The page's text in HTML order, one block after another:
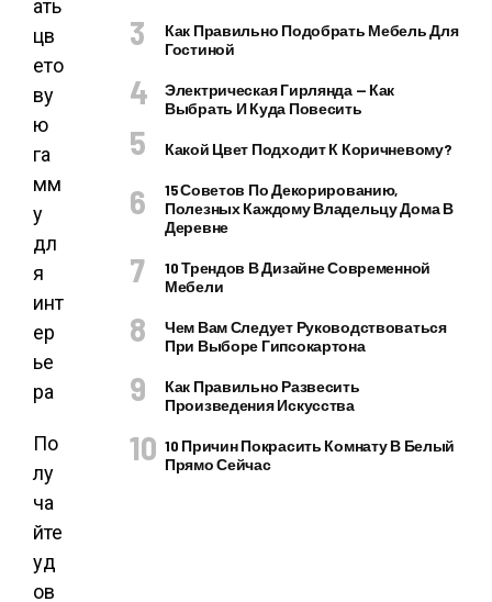
По
лу
ча
йте
уд
ов
Как Правильно Подобрать Мебель Для
Гостиной
Электрическая Гирлянда — Как
Выбрать И Куда Повесить
Какой Цвет Подходит К Коричневому?
15 Советов По Декорированию,
Полезных Каждому Владельцу Дома В
Деревне
10 Трендов В Дизайне Современной
Мебели
Чем Вам Следует Руководствоваться
При Выборе Гипсокартона
Как Правильно Развесить
Произведения Искусства
10 Причин Покрасить Комнату В Белый
Прямо Сейчас